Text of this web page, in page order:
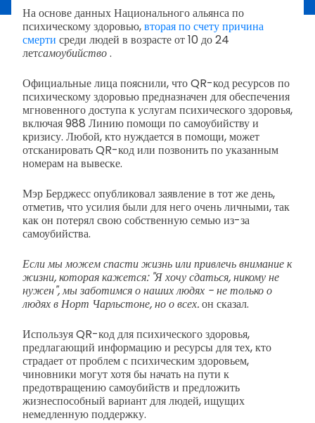
На основе данных Национального альянса по
психическому здоровью,вторая по счету причина
смерти среди людей в возрасте от 10 до 24
летсамоубийство.
Официальные лица пояснили, что QR-код ресурсов по
психическому здоровью предназначен для обеспечения
мгновенного доступа к услугам психического здоровья,
включая 988 Линию помощи по самоубийству и
кризису. Любой, кто нуждается в помощи, может
отсканировать QR-код или позвонить по указанным
номерам на вывеске.
Мэр Берджесс опубликовал заявление в тот же день,
отметив, что усилия были для него очень личными, так
как он потерял свою собственную семью из-за
самоубийства.
Если мы можем спасти жизнь или привлечь внимание к
жизни, которая кажется: "Я хочу сдаться, никому не
нужен", мы заботимся о наших людях - не только о
людях в Норт Чарльстоне, но о всех.он сказал.
Используя QR-код для психического здоровья,
предлагающий информацию и ресурсы для тех, кто
страдает от проблем с психическим здоровьем,
чиновники могут хотя бы начать на пути к
предотвращению самоубийств и предложить
жизнеспособный вариант для людей, ищущих
немедленную поддержку.